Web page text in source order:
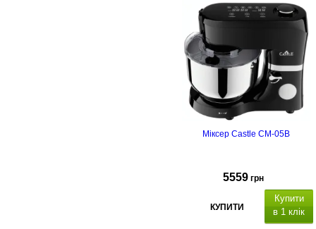
Міксер Castle CM-05B
5559 грн
КУПИТИ
Купити
в 1 клік